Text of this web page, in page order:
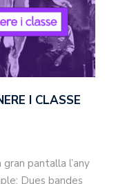
I CLASSE
pantalla l’any
Dues bandes